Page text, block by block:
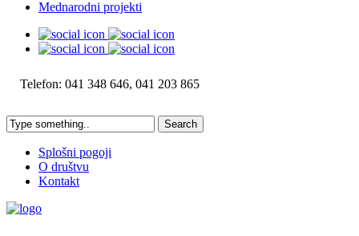
Mednarodni projekti
Telefon: 041 348 646, 041 203 865
Splošni pogoji
O društvu
Kontakt